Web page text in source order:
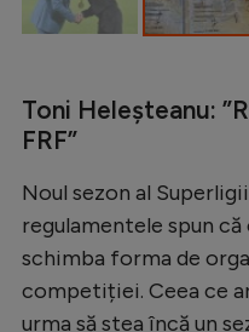
Toni Heleșteanu:
FRF”
Noul sezon al
regulamentele spun
schimba forma de
competiției. Ceea ce
urma să stea încă un